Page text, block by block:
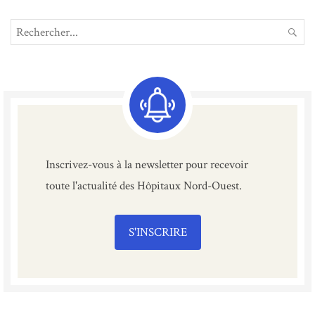
Search
for:
Inscrivez-vous à la newsletter pour recevoir
toute l'actualité des Hôpitaux Nord-Ouest.
S'INSCRIRE